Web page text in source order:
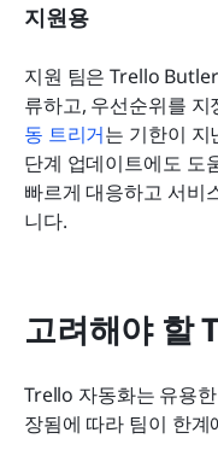
지원용
지원 팀은 Trello
류하고, 우선순위를
동 트리거는 기한이 지
단계 업데이트에도 도
빠르게 대응하고 서비
니다.
고려해야 할
Trello 자동화는 유용
장됨에 따라 팀이 한